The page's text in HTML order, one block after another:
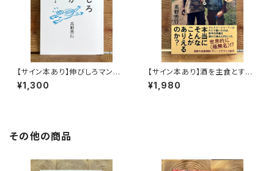
【サイン本あり】伸びしろマンが
ゆく！
¥1,300
【サイン本あり】酒を主食とする
人々 エチオピアの科学的秘境
を旅する
¥1,980
その他の商品